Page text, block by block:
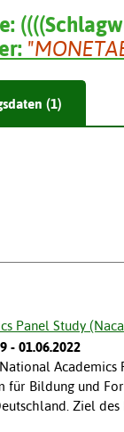
((((
(1)
Panel Study
- 01.06.2022
für Bildung und
Ziel